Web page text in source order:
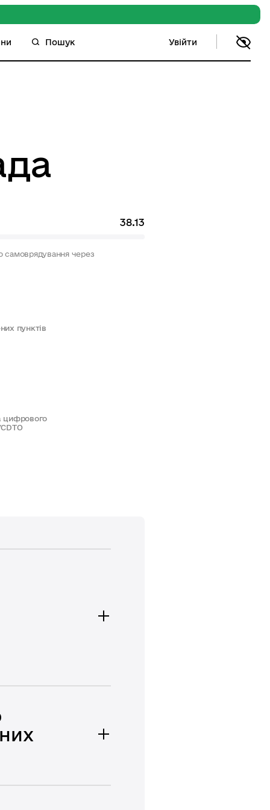
Пошук Увійти
38.13
самоврядування через
пунктів
цифрового